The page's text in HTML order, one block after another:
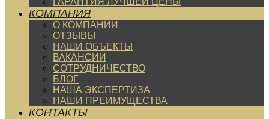
КОМПАНИЯ
О КОМПАНИИ
ОТЗЫВЫ
НАШИ ОБЪЕКТЫ
ВАКАНСИИ
СОТРУДНИЧЕСТВО
БЛОГ
НАША ЭКСПЕРТИЗА
НАШИ ПРЕИМУЩЕСТВА
КОНТАКТЫ